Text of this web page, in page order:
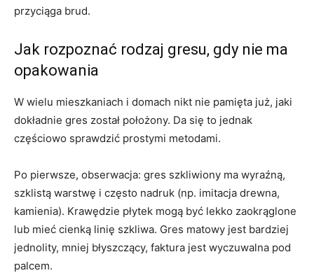
przyciąga brud.
Jak rozpoznać rodzaj gresu, gdy nie ma
opakowania
W wielu mieszkaniach i domach nikt nie pamięta już, jaki
dokładnie gres został położony. Da się to jednak
częściowo sprawdzić prostymi metodami.
Po pierwsze, obserwacja: gres szkliwiony ma wyraźną,
szklistą warstwę i często nadruk (np. imitacja drewna,
kamienia). Krawędzie płytek mogą być lekko zaokrąglone
lub mieć cienką linię szkliwa. Gres matowy jest bardziej
jednolity, mniej błyszczący, faktura jest wyczuwalna pod
palcem.